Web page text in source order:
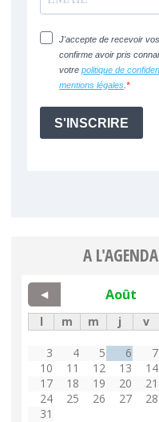
A L'AGENDA
Août
◀
l m m j v
3
4 5 6 7
10
11 12 13 14
17
18 19 20 21
24
25 26 27 28
31